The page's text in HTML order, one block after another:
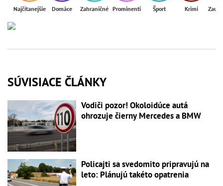
Najčítanejšie Domáce Zahraničné Prominenti Šport Krimi
SÚVISIACE ČLÁNKY
Vodiči pozor! Okoloidúce autá
ohrozuje čierny Mercedes a BMW
Policajti sa svedomito pripravujú na
leto: Plánujú takéto opatrenia